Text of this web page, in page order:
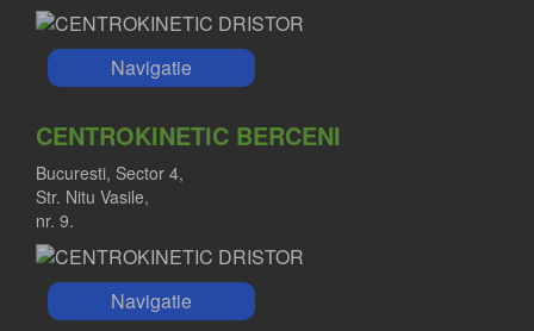
Navigatie
CENTROKINETIC BERCENI
Bucuresti, Sector 4,
Str. Nitu Vasile,
nr. 9.
Navigatie